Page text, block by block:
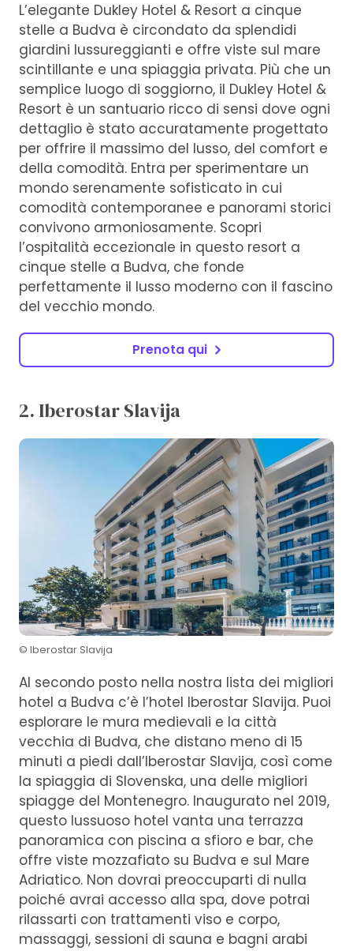
L’elegante Dukley Hotel & Resort a cinque
stelle a Budva è circondato da splendidi
giardini lussureggianti e offre viste sul mare
scintillante e una spiaggia privata. Più che un
semplice luogo di soggiorno, il Dukley Hotel &
Resort è un santuario ricco di sensi dove ogni
dettaglio è stato accuratamente progettato
per offrire il massimo del lusso, del comfort e
della comodità. Entra per sperimentare un
mondo serenamente sofisticato in cui
comodità contemporanee e panorami storici
convivono armoniosamente. Scopri
l’ospitalità eccezionale in questo resort a
cinque stelle a Budva, che fonde
perfettamente il lusso moderno con il fascino
del vecchio mondo.
Prenota qui
2. Iberostar Slavija
© Iberostar Slavija
Al secondo posto nella nostra lista dei migliori
hotel a Budva c’è l’hotel Iberostar Slavija. Puoi
esplorare le mura medievali e la città
vecchia di Budva, che distano meno di 15
minuti a piedi dall’Iberostar Slavija, così come
la spiaggia di Slovenska, una delle migliori
spiagge del Montenegro. Inaugurato nel 2019,
questo lussuoso hotel vanta una terrazza
panoramica con piscina a sfioro e bar, che
offre viste mozzafiato su Budva e sul Mare
Adriatico. Non dovrai preoccuparti di nulla
poiché avrai accesso alla spa, dove potrai
rilassarti con trattamenti viso e corpo,
massaggi, sessioni di sauna e bagni arabi